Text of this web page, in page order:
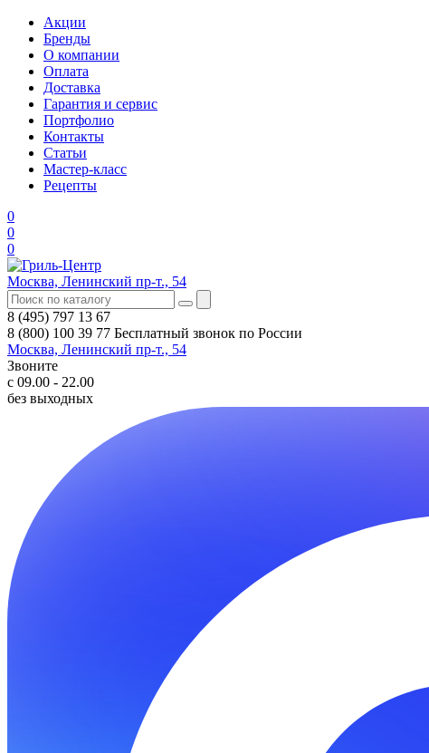
Акции
Бренды
О компании
Оплата
Доставка
Гарантия и сервис
Портфолио
Контакты
Статьи
Мастер-класс
Рецепты
0
0
0
Москва, Ленинский пр-т., 54
8 (495) 797 13 67
8 (800) 100 39 77 Бесплатный звонок по России
Москва, Ленинский пр-т., 54
Звоните
с 09.00 - 22.00
без выходных